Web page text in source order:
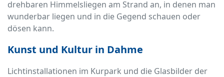
drehbaren Himmelsliegen am Strand an, in denen man
wunderbar liegen und in die Gegend schauen oder
dösen kann.
Kunst und Kultur in Dahme
Lichtinstallationen im Kurpark und die Glasbilder der